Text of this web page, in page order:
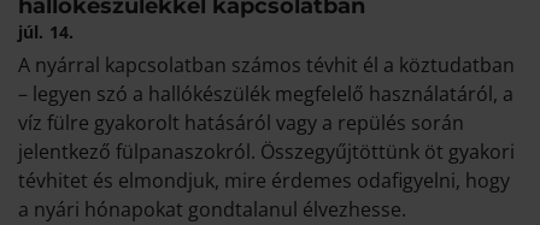
hallókészülékkel kapcsolatban
júl. 14.
A nyárral kapcsolatban számos tévhit él a köztudatban
– legyen szó a hallókészülék megfelelő használatáról, a
víz fülre gyakorolt hatásáról vagy a repülés során
jelentkező fülpanaszokról. Összegyűjtöttünk öt gyakori
tévhitet és elmondjuk, mire érdemes odafigyelni, hogy
a nyári hónapokat gondtalanul élvezhesse.